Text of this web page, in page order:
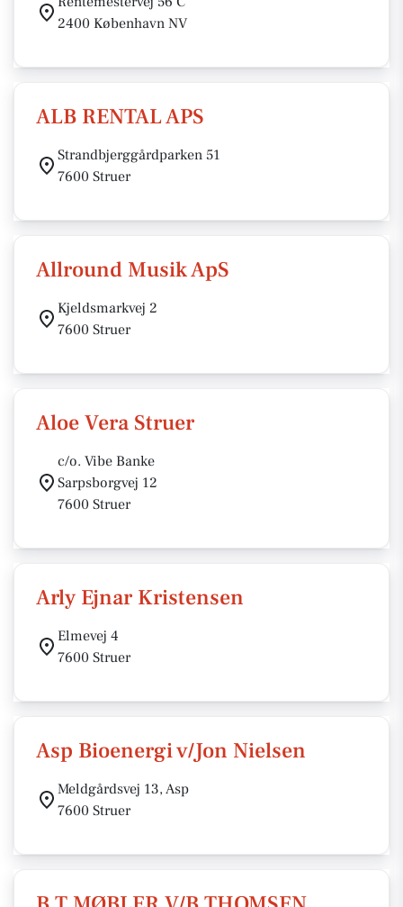
2400 København NV
ALB RENTAL APS
Strandbjerggårdparken 51
7600 Struer
Allround Musik ApS
Kjeldsmarkvej 2
7600 Struer
Aloe Vera Struer
c/o. Vibe Banke
Sarpsborgvej 12
7600 Struer
Arly Ejnar Kristensen
Elmevej 4
7600 Struer
Asp Bioenergi v/Jon Nielsen
Meldgårdsvej 13, Asp
7600 Struer